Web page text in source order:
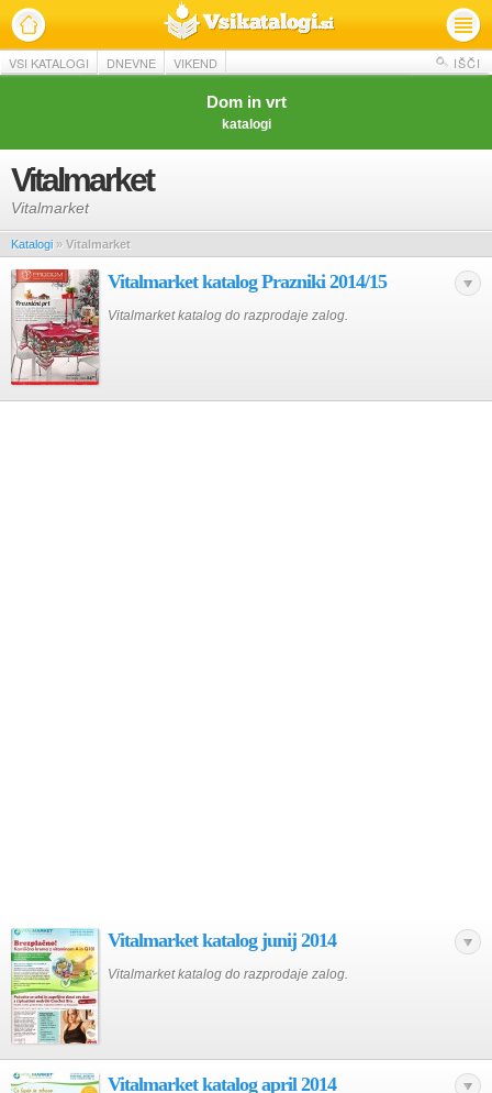
VSI KATALOGI DNEVNE VIKEND IŠČI
Dom in vrt
katalogi
Vitalmarket
Vitalmarket
Katalogi » Vitalmarket
Vitalmarket katalog Prazniki 2014/15
Vitalmarket katalog do razprodaje zalog.
Vitalmarket katalog junij 2014
Vitalmarket katalog do razprodaje zalog.
Vitalmarket katalog april 2014